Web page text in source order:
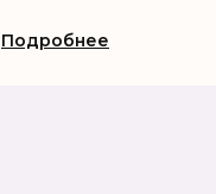
Подробнее